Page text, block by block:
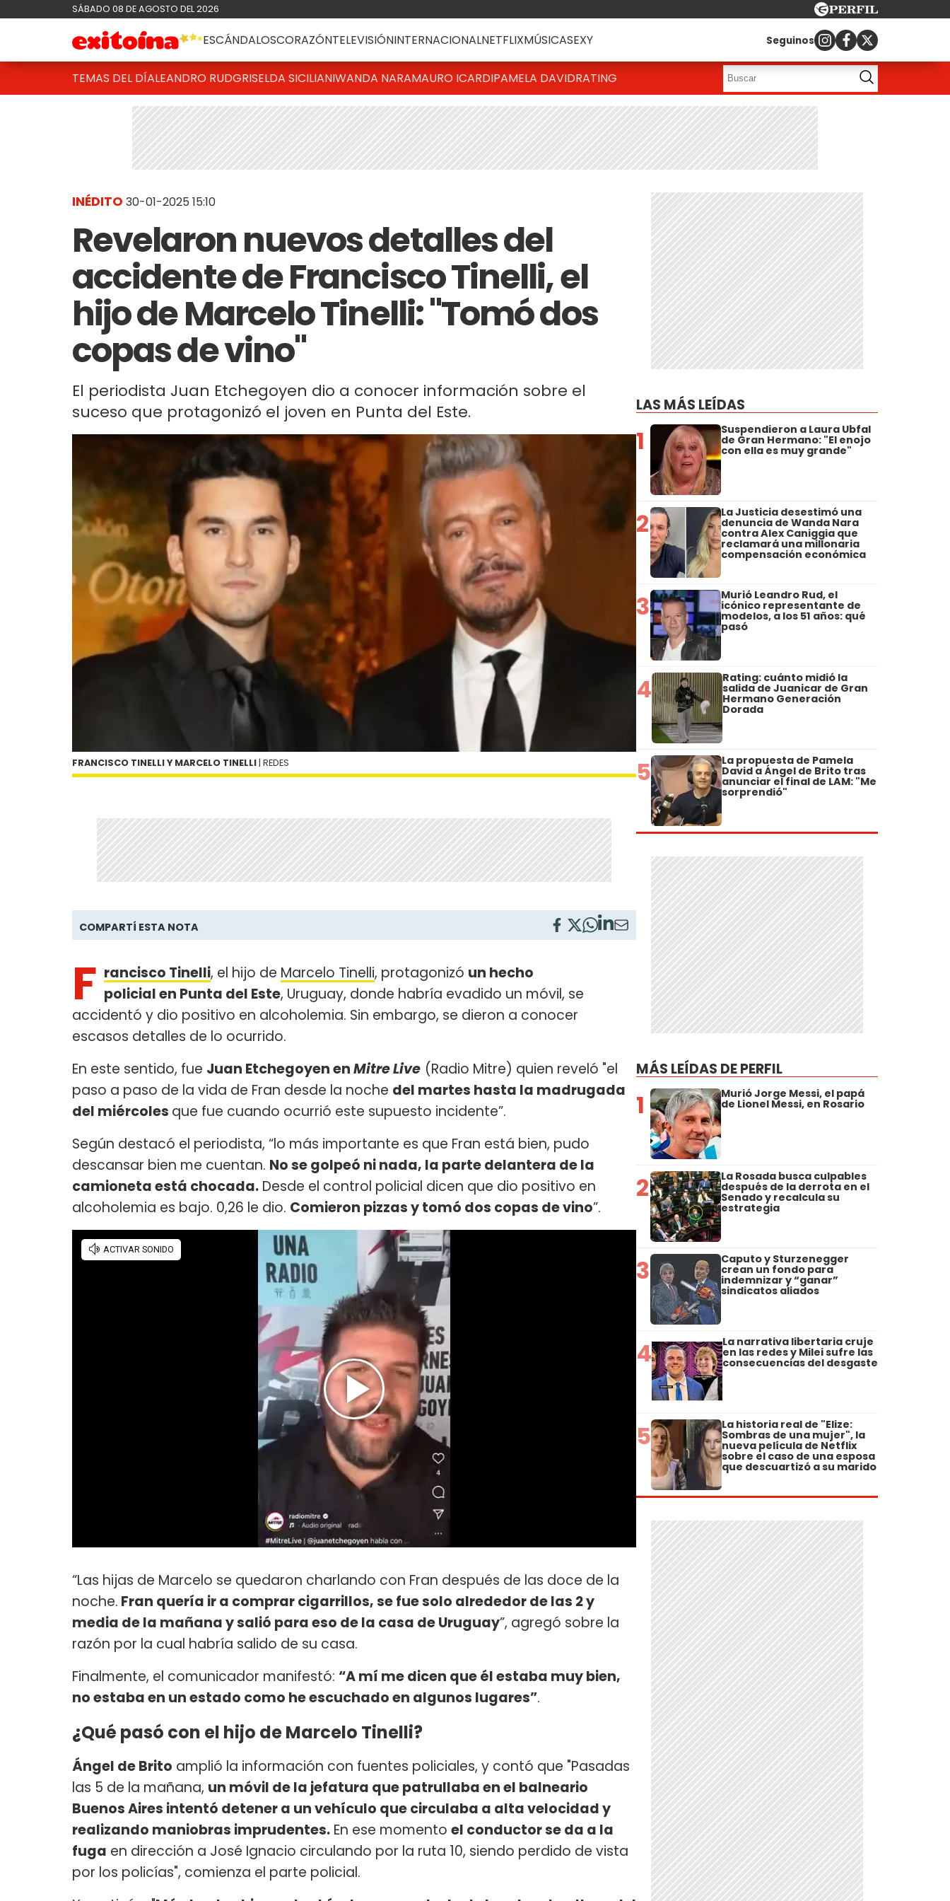
SÁBADO 08 DE AGOSTO DEL 2026
ESCÁNDALOSCORAZÓNTELEVISIÓNINTERNACIONALNETFLIXMÚSICASEXY Seguinos
TEMAS DEL DÍALEANDRO RUDGRISELDA SICILIANIWANDA NARAMAURO ICARDIPAMELA DAVIDRATING
INÉDITO 30-01-2025 15:10
Revelaron nuevos detalles del
accidente de Francisco Tinelli, el
hijo de Marcelo Tinelli: "Tomó dos
copas de vino"
El periodista Juan Etchegoyen dio a conocer información sobre el
suceso que protagonizó el joven en Punta del Este.
FRANCISCO TINELLI Y MARCELO TINELLI | REDES
COMPARTÍ ESTA NOTA
F rancisco Tinelli, el hijo de Marcelo Tinelli, protagonizó un hecho
policial en Punta del Este, Uruguay, donde habría evadido un móvil, se
accidentó y dio positivo en alcoholemia. Sin embargo, se dieron a conocer
escasos detalles de lo ocurrido.
En este sentido, fue Juan Etchegoyen enMitre Live (Radio Mitre) quien reveló "el
paso a paso de la vida de Fran desde la noche del martes hasta la madrugada
del miércoles que fue cuando ocurrió este supuesto incidente”.
Según destacó el periodista, “lo más importante es que Fran está bien, pudo
descansar bien me cuentan. No se golpeó ni nada, la parte delantera de la
camioneta está chocada. Desde el control policial dicen que dio positivo en
alcoholemia es bajo. 0,26 le dio. Comieron pizzas y tomó dos copas de vino”.
“Las hijas de Marcelo se quedaron charlando con Fran después de las doce de la
noche. Fran quería ir a comprar cigarrillos, se fue solo alrededor de las 2 y
media de la mañana y salió para eso de la casa de Uruguay”, agregó sobre la
razón por la cual habría salido de su casa.
Finalmente, el comunicador manifestó: “A mí me dicen que él estaba muy bien,
no estaba en un estado como he escuchado en algunos lugares”.
¿Qué pasó con el hijo de Marcelo Tinelli?
Ángel de Brito amplió la información con fuentes policiales, y contó que "Pasadas
las 5 de la mañana, un móvil de la jefatura que patrullaba en el balneario
Buenos Aires intentó detener a un vehículo que circulaba a alta velocidad y
realizando maniobras imprudentes. En ese momento el conductor se da a la
fuga en dirección a José Ignacio circulando por la ruta 10, siendo perdido de vista
por los policías", comienza el parte policial.
LAS MÁS LEÍDAS
1 Suspendieron a Laura Ubfal
de Gran Hermano: "El enojo
con ella es muy grande"
2 La Justicia desestimó una
denuncia de Wanda Nara
contra Alex Caniggia que
reclamará una millonaria
compensación económica
3 Murió Leandro Rud, el
icónico representante de
modelos, a los 51 años: qué
pasó
4 Rating: cuánto midió la
salida de Juanicar de Gran
Hermano Generación
Dorada
5 La propuesta de Pamela
David a Ángel de Brito tras
anunciar el final de LAM: "Me
sorprendió"
MÁS LEÍDAS DE PERFIL
1 Murió Jorge Messi, el papá
de Lionel Messi, en Rosario
2 La Rosada busca culpables
después de la derrota en el
Senado y recalcula su
estrategia
3 Caputo y Sturzenegger
crean un fondo para
indemnizar y “ganar”
sindicatos aliados
4 La narrativa libertaria cruje
en las redes y Milei sufre las
consecuencias del desgaste
5 La historia real de "Elize:
Sombras de una mujer", la
nueva película de Netflix
sobre el caso de una esposa
que descuartizó a su marido